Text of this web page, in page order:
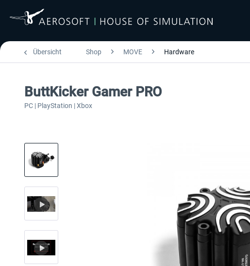
Übersicht Shop MOVE Hardware
ButtKicker Gamer PRO
PC | PlayStation | Xbox